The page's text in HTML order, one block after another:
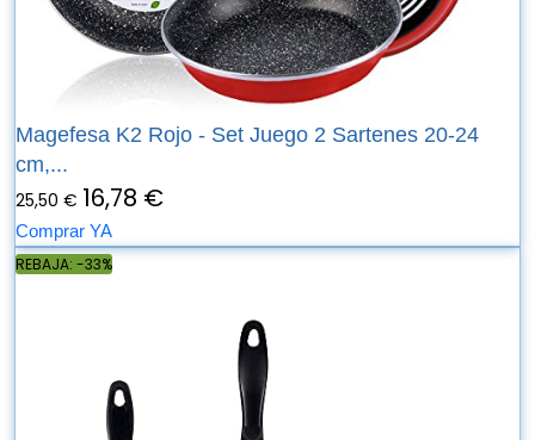
Magefesa K2 Rojo - Set Juego 2 Sartenes 20-24
cm,...
25,50 € 16,78 €
Comprar YA
REBAJA: -33%